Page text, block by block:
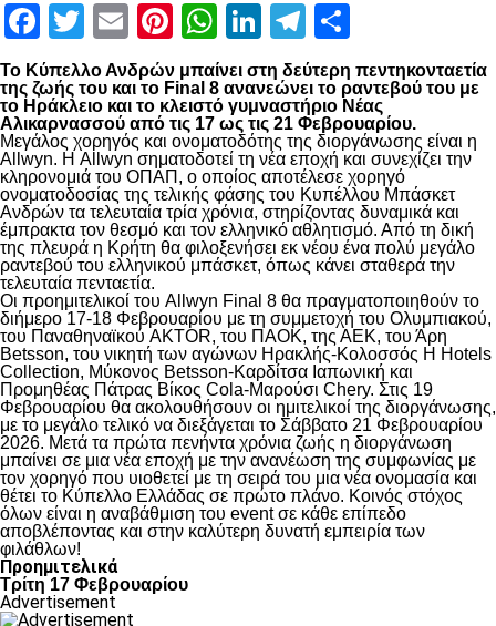
Facebook
Twitter
EmailPinterest
WhatsApp
LinkedIn
Telegram
Το Κύπελλο Ανδρών μπαίνει στη δεύτερη πεντηκονταετία
της ζωής του και το Final 8 ανανεώνει το ραντεβού του με
το Ηράκλειο και το κλειστό γυμναστήριο Νέας
Αλικαρνασσού από τις 17 ως τις 21 Φεβρουαρίου.
Μεγάλος χορηγός και ονοματοδότης της διοργάνωσης είναι η
Allwyn. Η Allwyn σηματοδοτεί τη νέα εποχή και συνεχίζει την
κληρονομιά του ΟΠΑΠ, ο οποίος αποτέλεσε χορηγό
ονοματοδοσίας της τελικής φάσης του Κυπέλλου Μπάσκετ
Ανδρών τα τελευταία τρία χρόνια, στηρίζοντας δυναμικά και
έμπρακτα τον θεσμό και τον ελληνικό αθλητισμό. Από τη δική
της πλευρά η Κρήτη θα φιλοξενήσει εκ νέου ένα πολύ μεγάλο
ραντεβού του ελληνικού μπάσκετ, όπως κάνει σταθερά την
τελευταία πενταετία.
Οι προημιτελικοί του Allwyn Final 8 θα πραγματοποιηθούν το
διήμερο 17-18 Φεβρουαρίου με τη συμμετοχή του Ολυμπιακού,
του Παναθηναϊκού AKTOR, του ΠΑΟΚ, της ΑΕΚ, του Άρη
Betsson, του νικητή των αγώνων Ηρακλής-Κολοσσός H Hotels
Collection, Μύκονος Betsson-Καρδίτσα Ιαπωνική και
Προμηθέας Πάτρας Βίκος Cola-Μαρούσι Chery. Στις 19
Φεβρουαρίου θα ακολουθήσουν οι ημιτελικοί της διοργάνωσης,
με το μεγάλο τελικό να διεξάγεται το Σάββατο 21 Φεβρουαρίου
2026. Μετά τα πρώτα πενήντα χρόνια ζωής η διοργάνωση
μπαίνει σε μια νέα εποχή με την ανανέωση της συμφωνίας με
τον χορηγό που υιοθετεί με τη σειρά του μια νέα ονομασία και
θέτει το Κύπελλο Ελλάδας σε πρώτο πλάνο. Κοινός στόχος
όλων είναι η αναβάθμιση του event σε κάθε επίπεδο
αποβλέποντας και στην καλύτερη δυνατή εμπειρία των
φιλάθλων!
Προημιτελικά
Τρίτη 17 Φεβρουαρίου
Advertisement